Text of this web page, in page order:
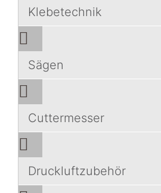
Klebetechnik
Sägen
Cuttermesser
Druckluftzubehör